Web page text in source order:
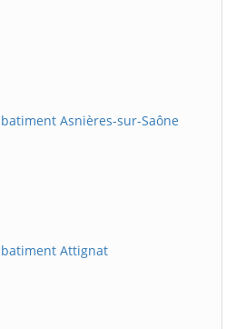
Asnières-sur-Saône
Attignat